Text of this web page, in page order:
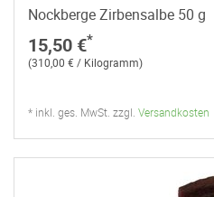
Nockberge Zirbensalbe 50 g
15,50 €*
(310,00 € / Kilogramm)
* inkl. ges. MwSt. zzgl. Versandkosten